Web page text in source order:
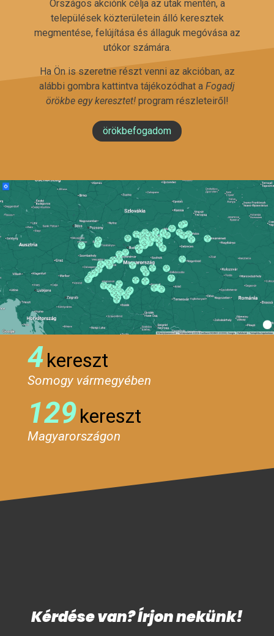
Országos akciónk célja az utak mentén, a
települések közterületein álló keresztek
megmentése, felújítása és állaguk megóvása az
utókor számára.
Ha Ön is szeretne részt venni az akcióban, az
alábbi gombra kattintva tájékozódhat a Fogadj
örökbe egy keresztet!program részleteiről!
örökbefogadom
4kereszt
Somogy vármegyében
129kereszt
Magyarországon
Kérdése van? Írjon nekünk!